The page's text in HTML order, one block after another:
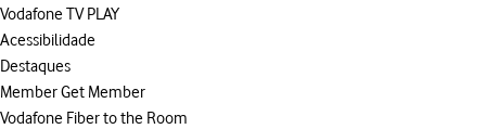
Vodafone TV PLAY
Acessibilidade
Destaques
Member Get Member
Vodafone Fiber to the Room